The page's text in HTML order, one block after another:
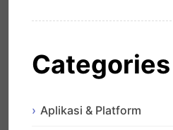
Categories
Aplikasi & Platform